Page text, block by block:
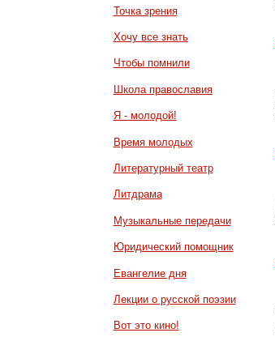
Точка зрения
Хочу все знать
Чтобы помнили
Школа православия
Я - молодой!
Время молодых
Литературный театр
Литдрама
Музыкальные передачи
Юридический помощник
Евангелие дня
Лекции о русской поэзии
Вот это кино!